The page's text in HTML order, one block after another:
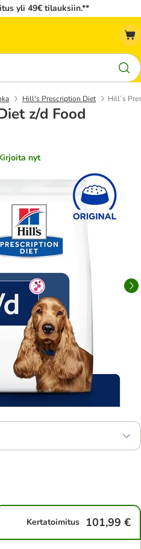
yli 49€ tilauksiin.**
Hill's Prescription Diet Hill´s
z/d Food
nyt
Kertatoimitus 101,99 €